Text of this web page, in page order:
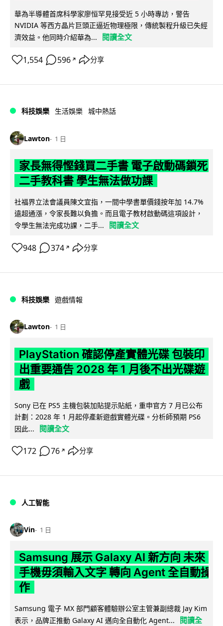
華為半導體首席科學家廖恒罕見接受近 5 小時專訪，警告
NVIDIA 等西方晶片巨頭正逼近物理極限，傳統製程升級已失經
濟效益。他同時介紹華為...
閱讀全文
1,554 596 ↗ 分享
科技娛樂 生活娛樂 城中熱話
Lawton 1 日
家長無得慳錢買二手書 電子啟動碼鎖死
二手教科書 學生無法做功課
社福界立法會議員陳文宜指，一間中學書單價錢按年加 14.7%
遠超通漲，令家長難以負擔。而且電子教材啟動碼這項設計，
令學生無法完成功課，二手...
閱讀全文
948 374 ↗ 分享
科技娛樂 遊戲情報
Lawton 1 日
PlayStation 確認停產實體光碟 包裝印
出重要通告 2028 年 1 月後不出光碟遊
戲
Sony 已在 PS5 主機包裝加貼提示貼紙，重申官方 7 月已公布
計劃：2028 年 1 月起停產新遊戲實體光碟。分析師預期 PS6
因此...
閱讀全文
172 76 ↗ 分享
人工智能
Vin 1 日
Samsung 展示 Galaxy AI 新方向 未來
手機毋須輸入文字 轉向 Agent 全自動操
作
Samsung 電子 MX 部門顧客體驗辦公室主管兼副總裁 Jay Kim
表示，品牌正推動 Galaxy AI 邁向全自動化 Agent...
閱讀全